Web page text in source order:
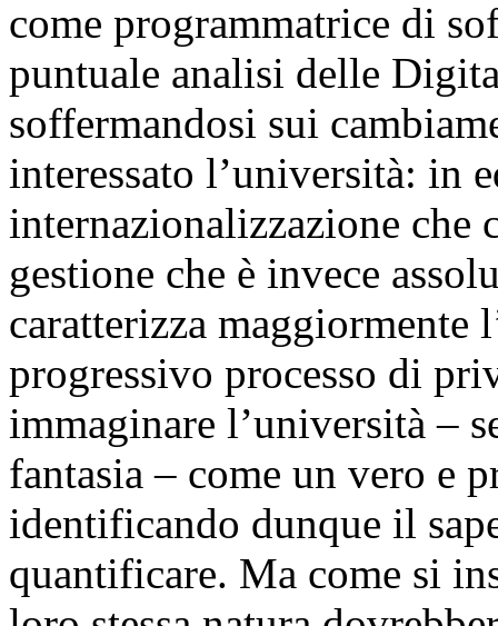
come programmatrice di
puntuale analisi delle
soffermandosi sui
interessato l’università: in
internazionalizzazione che
gestione che è invece
caratterizza maggiormente
progressivo processo di
immaginare l’università –
fantasia – come un vero e
identificando dunque il
quantificare. Ma come si